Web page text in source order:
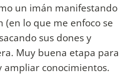
un imán manifestando
(en lo que me enfoco se
sus dones y
Muy buena etapa para
ampliar conocimientos.